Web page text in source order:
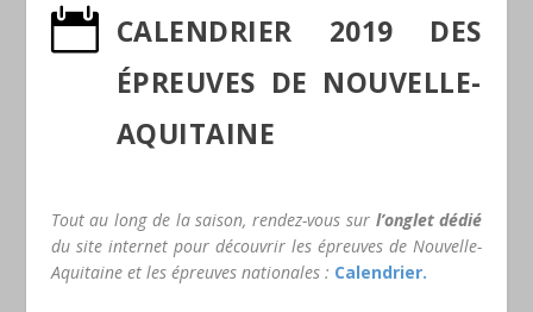
 CALENDRIER 2019 DES
ÉPREUVES DE NOUVELLE-
AQUITAINE
Tout au long de la saison, rendez-vous surl’onglet dédié
du site internet pour découvrir les épreuves de Nouvelle-
Aquitaine et les épreuves nationales : Calendrier.